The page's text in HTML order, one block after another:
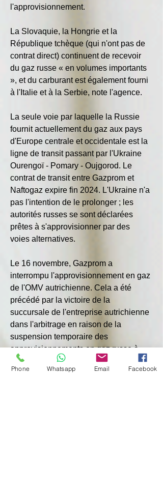
l'approvisionnement.
La Slovaquie, la Hongrie et la
République tchèque (qui n'ont pas de
contrat direct) continuent de recevoir
du gaz russe « en volumes importants
», et du carburant est également fourni
à l'Italie et à la Serbie, note l'agence.
La seule voie par laquelle la Russie
fournit actuellement du gaz aux pays
d'Europe centrale et occidentale est la
ligne de transit passant par l'Ukraine
Ourengoï - Pomary - Oujgorod. Le
contrat de transit entre Gazprom et
Naftogaz expire fin 2024. L'Ukraine n'a
pas l'intention de le prolonger ; les
autorités russes se sont déclarées
prêtes à s'approvisionner par des
voies alternatives.
Le 16 novembre, Gazprom a
interrompu l'approvisionnement en gaz
de l'OMV autrichienne. Cela a été
précédé par la victoire de la
succursale de l'entreprise autrichienne
dans l'arbitrage en raison de la
suspension temporaire des
approvisionnements en gaz russe à
l'automne 2022. L'OMV a décidé de
récupérer auprès de la partie perdante
Phone Whatsapp Email Facebook